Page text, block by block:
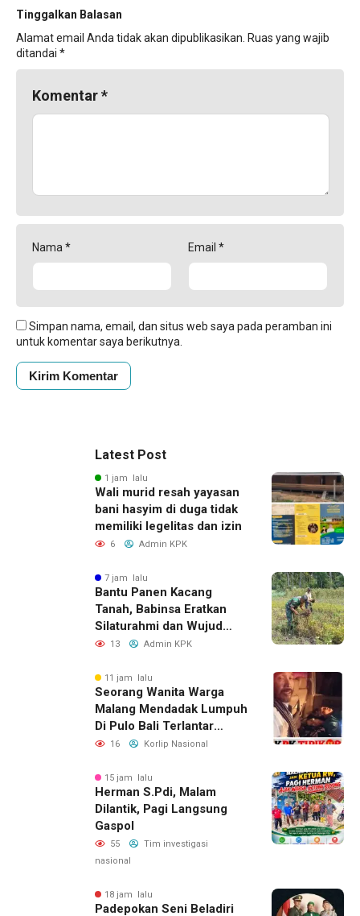
Tinggalkan Balasan
Alamat email Anda tidak akan dipublikasikan. Ruas yang wajib
ditandai *
Komentar*
Nama * Email *
Simpan nama, email, dan situs web saya pada peramban ini
untuk komentar saya berikutnya.
Latest Post
1 jam lalu
Wali murid resah yayasan
bani hasyim di duga tidak
memiliki legelitas dan izin
6 Admin KPK
7 jam lalu
Bantu Panen Kacang
Tanah, Babinsa Eratkan
Silaturahmi dan Wujud
Kepedulian kepada Petani
13 Admin KPK
11 jam lalu
Seorang Wanita Warga
Malang Mendadak Lumpuh
Di Pulo Bali Terlantar
Selama 3 Hari Tidak Ada
Korban Menghubungi
YUNUS WAHYUDI Aktivis
Banyuwangi Dan Langsung
Di Tolong Untuk Perawatan
Lebih Lanjut
16 Korlip Nasional
15 jam lalu
Herman S.Pdi, Malam
Dilantik, Pagi Langsung
Gaspol
55
Tim investigasi
nasional
18 jam lalu
Padepokan Seni Beladiri